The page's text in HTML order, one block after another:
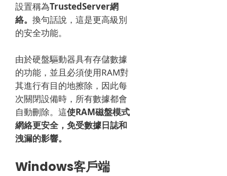
設置稱為TrustedServer網
絡。 換句話說，這是更高級別
的安全功能。
由於硬盤驅動器具有存儲數據
的功能，並且必須使用RAM對
其進行有目的地擦除，因此每
次關閉設備時，所有數據都會
自動刪除。 這使RAM磁盤模式
網絡更安全，免受數據日誌和
洩漏的影響。
Windows客戶端